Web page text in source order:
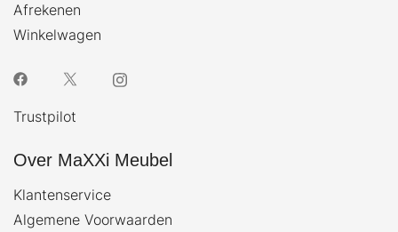
Afrekenen
Winkelwagen
Trustpilot
Over MaXXi Meubel
Klantenservice
Algemene Voorwaarden